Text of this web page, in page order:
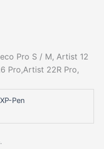
Pro S / M, Artist 12
Pro,Artist 22R Pro,
XP-Pen